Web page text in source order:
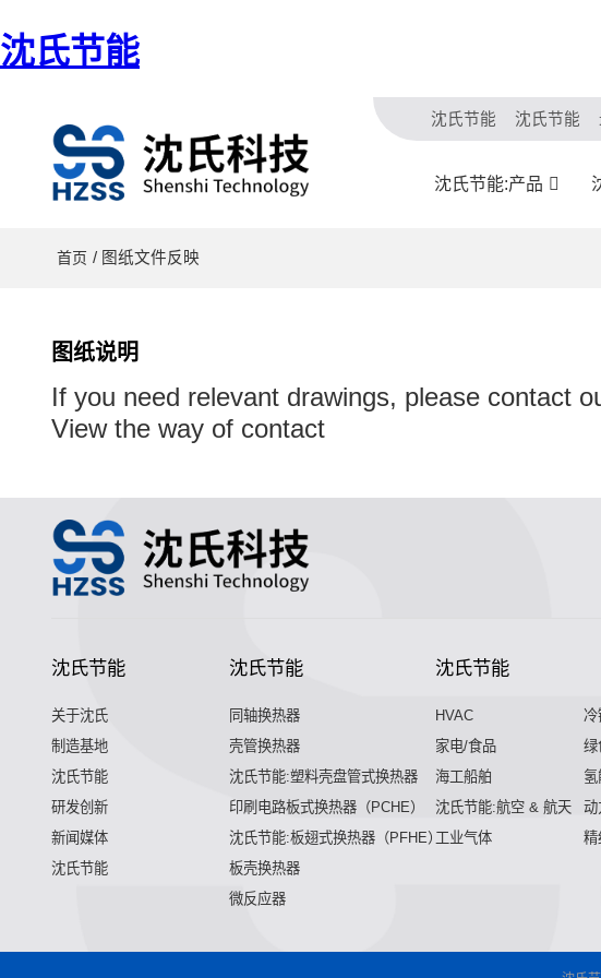
沈氏节能
沈氏节能 沈氏节能
沈氏节能:产品
首页 / 图纸文件反映
图纸说明
If you need relevant drawings, please contact
View the way of contact
沈氏节能
关于沈氏
制造基地
沈氏节能
研发创新
新闻媒体
沈氏节能
沈氏节能
同轴换热器
壳管换热器
沈氏节能:塑料壳盘管式换热器
印刷电路板式换热器（PCHE）
沈氏节能:板翅式换热器（PFHE）
板壳换热器
微反应器
沈氏节能
HVAC
家电/食品
绿
海工船舶
氢
沈氏节能:航空 & 航天
动
工业气体
精